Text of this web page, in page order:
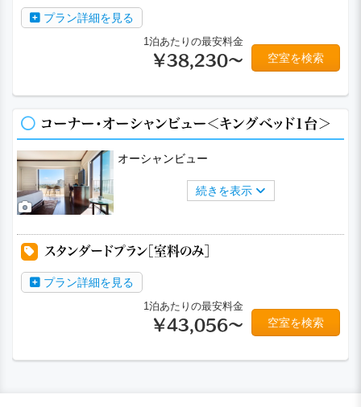
プラン詳細を見る
1泊あたりの最安料金
￥38,230～ 空室を検索
コーナー・オーシャンビュー＜キングベッド1台＞
オーシャンビュー
続きを表示
スタンダードプラン［室料のみ］
プラン詳細を見る
1泊あたりの最安料金
￥43,056～ 空室を検索